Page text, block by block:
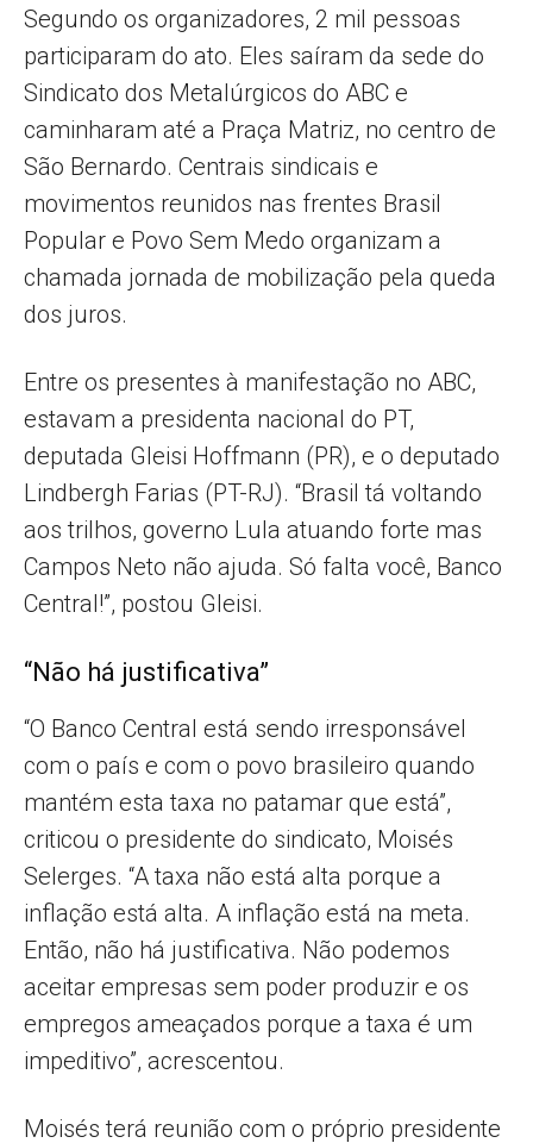
Segundo os organizadores, 2 mil pessoas
participaram do ato. Eles saíram da sede do
Sindicato dos Metalúrgicos do ABC e
caminharam até a Praça Matriz, no centro de
São Bernardo. Centrais sindicais e
movimentos reunidos nas frentes Brasil
Popular e Povo Sem Medo organizam a
chamada jornada de mobilização pela queda
dos juros.
Entre os presentes à manifestação no ABC,
estavam a presidenta nacional do PT,
deputada Gleisi Hoffmann (PR), e o deputado
Lindbergh Farias (PT-RJ). “Brasil tá voltando
aos trilhos, governo Lula atuando forte mas
Campos Neto não ajuda. Só falta você, Banco
Central!”, postou Gleisi.
“Não há justificativa”
“O Banco Central está sendo irresponsável
com o país e com o povo brasileiro quando
mantém esta taxa no patamar que está”,
criticou o presidente do sindicato, Moisés
Selerges. “A taxa não está alta porque a
inflação está alta. A inflação está na meta.
Então, não há justificativa. Não podemos
aceitar empresas sem poder produzir e os
empregos ameaçados porque a taxa é um
impeditivo”, acrescentou.
Moisés terá reunião com o próprio presidente